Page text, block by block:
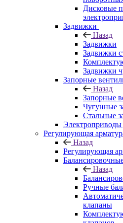
Дисковые
Задвижки
Назад
Задвижки
Задвижки
Задвижки
Запорные
Назад
Запорные
Чугунные
Стальные
Электроприводы
Регулирующая
Назад
Регулирующая
Назад
Ручные
клапаны